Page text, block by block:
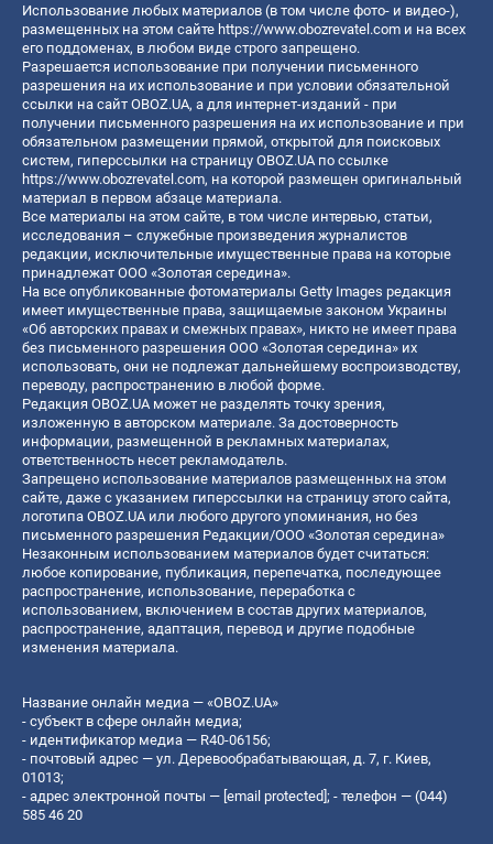
Использование любых материалов (в том числе фото- и видео-),
размещенных на этом сайте https://www.obozrevatel.com и на всех
его поддоменах, в любом виде строго запрещено.
Разрешается использование при получении письменного
разрешения на их использование и при условии обязательной
ссылки на сайт OBOZ.UA, а для интернет-изданий - при
получении письменного разрешения на их использование и при
обязательном размещении прямой, открытой для поисковых
систем, гиперссылки на страницу OBOZ.UA по ссылке
https://www.obozrevatel.com, на которой размещен оригинальный
материал в первом абзаце материала.
Все материалы на этом сайте, в том числе интервью, статьи,
исследования – служебные произведения журналистов
редакции, исключительные имущественные права на которые
принадлежат ООО «Золотая середина».
На все опубликованные фотоматериалы Getty Images редакция
имеет имущественные права, защищаемые законом Украины
«Об авторских правах и смежных правах», никто не имеет права
без письменного разрешения ООО «Золотая середина» их
использовать, они не подлежат дальнейшему воспроизводству,
переводу, распространению в любой форме.
Редакция OBOZ.UA может не разделять точку зрения,
изложенную в авторском материале. За достоверность
информации, размещенной в рекламных материалах,
ответственность несет рекламодатель.
Запрещено использование материалов размещенных на этом
сайте, даже с указанием гиперссылки на страницу этого сайта,
логотипа OBOZ.UA или любого другого упоминания, но без
письменного разрешения Редакции/ООО «Золотая середина»
Незаконным использованием материалов будет считаться:
любое копирование, публикация, перепечатка, последующее
распространение, использование, переработка с
использованием, включением в состав других материалов,
распространение, адаптация, перевод и другие подобные
изменения материала.
Название онлайн медиа — «OBOZ.UA»
- субъект в сфере онлайн медиа;
- идентификатор медиа — R40-06156;
- почтовый адрес — ул. Деревообрабатывающая, д. 7, г. Киев,
01013;
- адрес электронной почты — [email protected]; - телефон — (044)
585 46 20